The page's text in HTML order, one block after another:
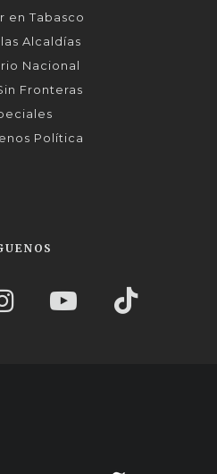
en Tabasco
Alcaldías
Nacional
Fronteras
Política